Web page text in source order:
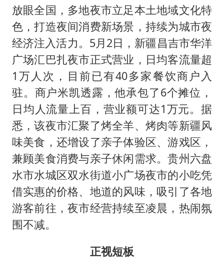
放眼全国，多地夜市立足本土地域文化特
色，打造夜间消费新场景，持续为城市夜
经济注入活力。5月2日，新疆昌吉市华洋
广场汇巴扎夜市正式营业，日均客流量超
1万人次，目前已有40多家餐饮商户入
驻。商户米凯透露，他承包了6个摊位，
日均人流量上百，营业额可达1万元。据
悉，该夜市汇聚了烤全羊、烤肉等新疆风
味美食，还增设了亲子体验区、游戏区，
兼顾美食消费与亲子休闲需求。贵州六盘
水市水城区双水街道小广场夜市的小吃凭
借实惠的价格、地道的风味，吸引了各地
游客前往，夜市经营持续至凌晨，热闹氛
围不减。
正视短板